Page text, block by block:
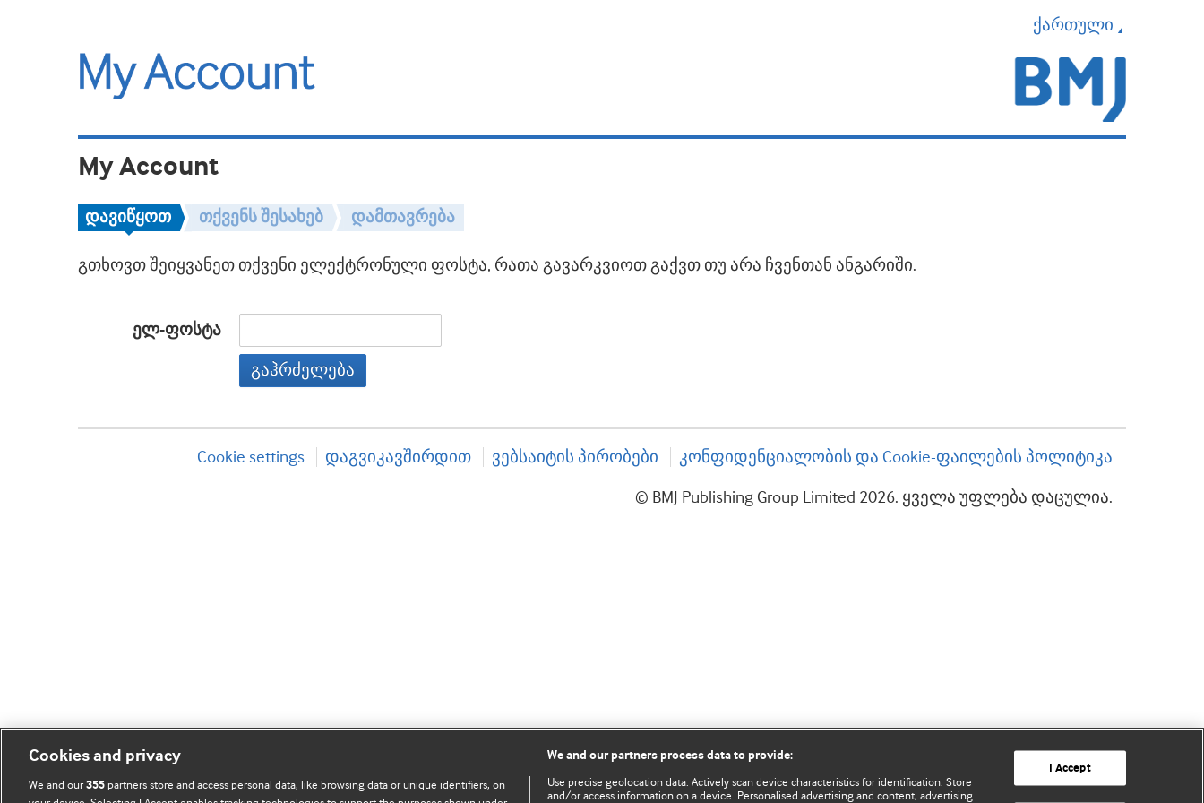
ქართული
My Account
დავიწყოთ თქვენს შესახებ დამთავრება
გთხოვთ შეიყვანეთ თქვენი ელექტრონული ფოსტა, რათა გავარკვიოთ გაქვთ თუ არა ჩვენთან ანგარიში.
ელ-ფოსტა
გაჰრძელება
Cookie settings დაგვიკავშირდით ვებსაიტის პირობები კონფიდენციალობის და Cookie-ფაილების პოლიტიკა
© BMJ Publishing Group Limited 2026. ყველა უფლება დაცულია.
Cookies and privacy
We and our355 partners store and access personal data, like browsing data or unique identifiers, on
We and our partners process data to provide:
Use precise geolocation data. Actively scan device characteristics for identification. Store
and/or access information on a device. Personalised advertising and content, advertising
I Accept